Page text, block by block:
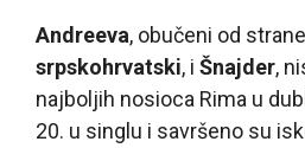
Andreeva, obučeni od strane
srpskohrvatski, i Šnajder,
najboljih nosioca Rima u
20. u singlu i savršeno su